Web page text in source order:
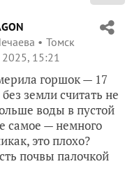
Томск
15:21
горшок — 17
земли считать не
воды в пустой
самое — немного
это плохо?
почвы палочкой